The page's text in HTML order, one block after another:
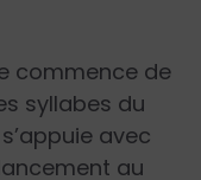
commence de
syllabes du
avec
au